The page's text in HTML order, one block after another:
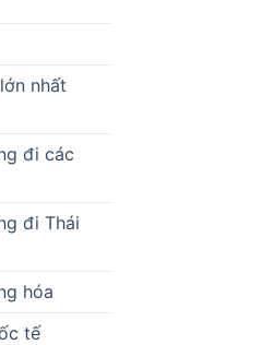
nhất
đi các
đi Thái
hóa
tế